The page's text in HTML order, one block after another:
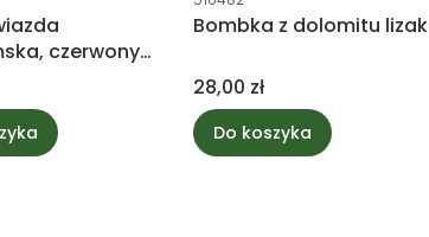
czerwony
Bombka z dolomitu lizak
Cena
28,00 zł
Do koszyka